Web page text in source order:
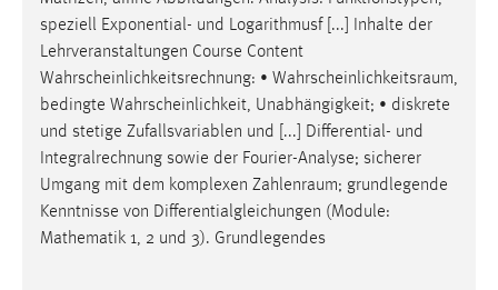
speziell Exponential- und Logarithmusf [...] Inhalte der
Lehrveranstaltungen Course Content
Wahrscheinlichkeitsrechnung: • Wahrscheinlichkeitsraum,
bedingte Wahrscheinlichkeit, Unabhängigkeit; • diskrete
und stetige Zufallsvariablen und [...] Differential- und
Integralrechnung sowie der Fourier-Analyse; sicherer
Umgang mit dem komplexen Zahlenraum; grundlegende
Kenntnisse von Differentialgleichungen (Module:
Mathematik 1, 2 und 3). Grundlegendes